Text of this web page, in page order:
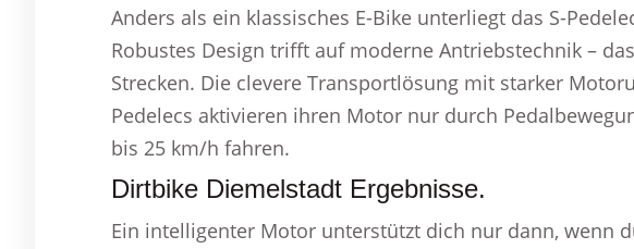
Anders als ein klassisches E-Bike unterliegt das S-
Robustes Design trifft auf moderne Antriebstechnik –
Strecken. Die clevere Transportlösung mit starker
Pedelecs aktivieren ihren Motor nur durch
bis 25 km/h fahren.
Dirtbike Diemelstadt Ergebnisse.
Ein intelligenter Motor unterstützt dich nur dann, wenn